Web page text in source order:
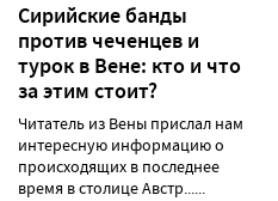
Сирийские банды
против чеченцев и
турок в Вене: кто и что
за этим стоит?
Читатель из Вены прислал нам
интересную информацию о
происходящих в последнее
время в столице Австр......